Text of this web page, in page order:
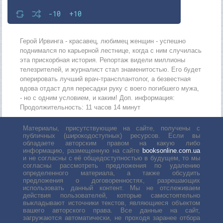
-10 +10
Герой Ирвинга - красавец, любимец женщин - успешно
поднимался по карьерной лестнице, когда с ним случилась
эта прискорбная история. Репортаж видели миллионы
телезрителей, и журналист стал знаменитостью. Его будет
оперировать лучший врач-трансплантолог, а безвестная
вдова отдаст для пересадки руку с воего погибшего мужа,
- но с одним условием, и каким! Доп. информация:
Продолжительность: 11 часов 14 минут
Материалы, присутствующие на сайте, получены с
публичных (широкодоступных) ресурсов. Если вы
обладаете авторским правом на какую либо
информацию, размещенную на сайте booksonline.com.ua
и не согласны с её общедоступностью в будущем, то мы
согласны рассмотреть предложения по удалению
определенного материала, а также обсудить
предложения о договоренностях, разрешающих
использовать данный контент. Мы не отслеживаем
действия пользователей, которые самостоятельно
выкладывают источники текстов, являющиеся объектом
вашего авторского права. Все данные на сайт,
загружаются автоматически, не проходя заранее отбора